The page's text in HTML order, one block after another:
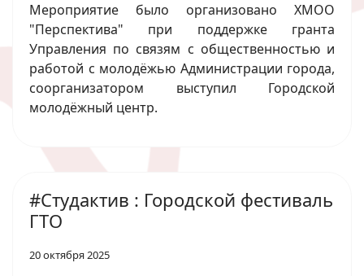
Мероприятие было организовано ХМОО
"Перспектива" при поддержке гранта
Управления по связям с общественностью и
работой с молодёжью Администрации города,
соорганизатором выступил Городской
молодёжный центр.
#Студактив : Городской фестиваль
ГТО
20 октября 2025